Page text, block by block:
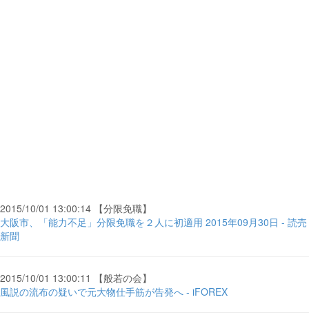
2015/10/01 13:00:14 【分限免職】
大阪市、「能力不足」分限免職を２人に初適用 2015年09月30日 - 読売
新聞
2015/10/01 13:00:11 【般若の会】
風説の流布の疑いで元大物仕手筋が告発へ - iFOREX